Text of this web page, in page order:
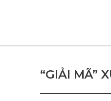
“GIẢI MÃ”